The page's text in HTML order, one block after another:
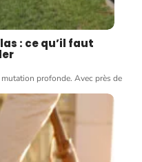
: ce qu’il faut
profonde. Avec près de